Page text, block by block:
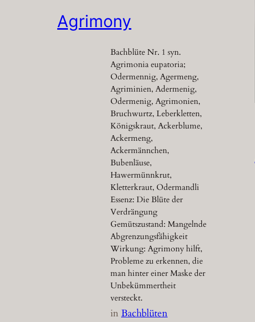
Agrimony
Bachblüte Nr. 1 syn.
Agrimonia eupatoria;
Odermennig, Agermeng,
Agriminien, Adermenig,
Odermenig, Agrimonien,
Bruchwurtz, Leberkletten,
Königskraut, Ackerblume,
Ackermeng,
Ackermännchen,
Bubenläuse,
Hawermünnkrut,
Kletterkraut, Odermandli
Essenz: Die Blüte der
Verdrängung
Gemütszustand: Mangelnde
Abgrenzungsfähigkeit
Wirkung: Agrimony hilft,
Probleme zu erkennen, die
man hinter einer Maske der
Unbekümmertheit
versteckt.
inBachblüten